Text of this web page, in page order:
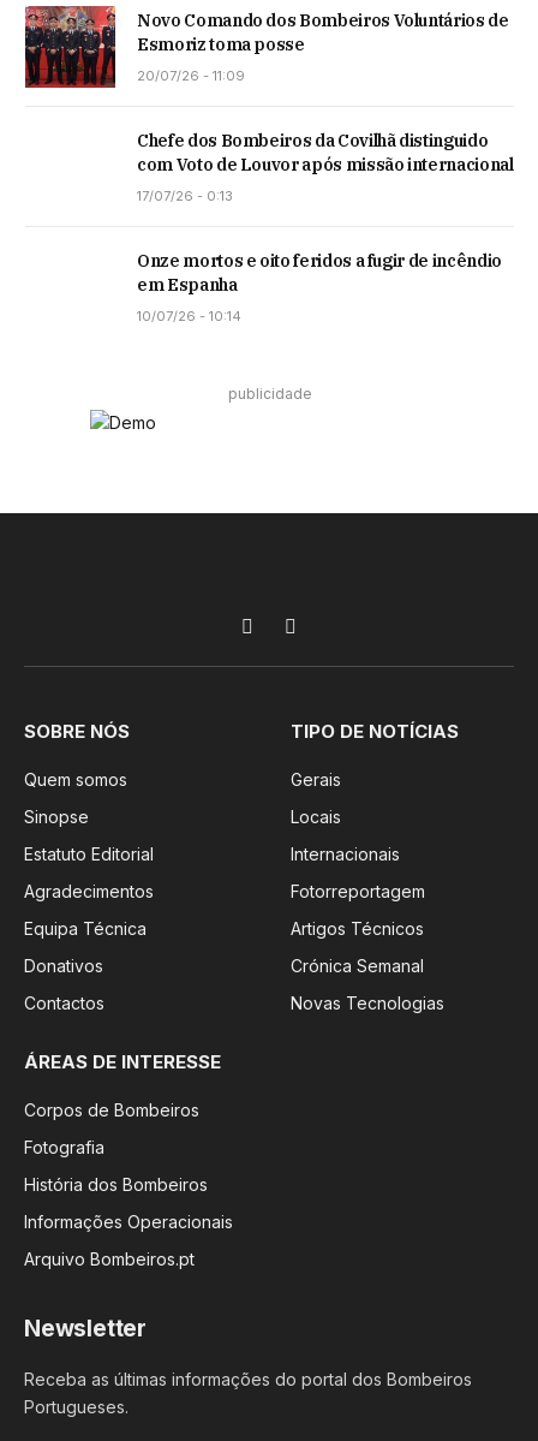
Novo Comando dos Bombeiros Voluntários de
Esmoriz toma posse
20/07/26 - 11:09
Chefe dos Bombeiros da Covilhã distinguido
com Voto de Louvor após missão internacional
17/07/26 - 0:13
Onze mortos e oito feridos a fugir de incêndio
em Espanha
10/07/26 - 10:14
publicidade
FacebookInstagram
SOBRE NÓS
Quem somos
Sinopse
Estatuto Editorial
Agradecimentos
Equipa Técnica
Donativos
Contactos
TIPO DE NOTÍCIAS
Gerais
Locais
Internacionais
Fotorreportagem
Artigos Técnicos
Crónica Semanal
Novas Tecnologias
ÁREAS DE INTERESSE
Corpos de Bombeiros
Fotografia
História dos Bombeiros
Informações Operacionais
Arquivo Bombeiros.pt
Newsletter
Receba as últimas informações do portal dos Bombeiros
Portugueses.